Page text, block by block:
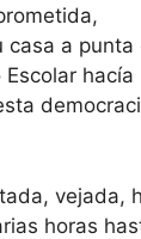
a punta
vejada,
horas